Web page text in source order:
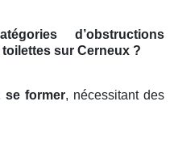
d’obstructions
sur Cerneux ?
se former, nécessitant des